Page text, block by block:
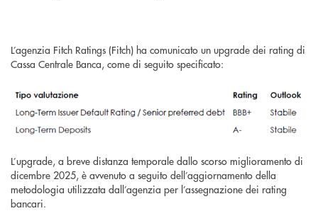
L’agenzia Fitch Ratings (Fitch) ha comunicato un upgrade dei rating di
Cassa Centrale Banca, come di seguito specificato:
L’upgrade, a breve distanza temporale dallo scorso miglioramento di
dicembre 2025, è avvenuto a seguito dell’aggiornamento della
metodologia utilizzata dall’agenzia per l’assegnazione dei rating
bancari.